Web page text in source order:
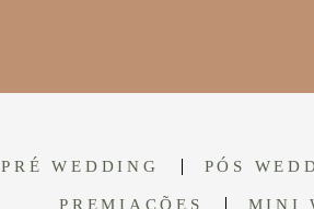
PRÉ WEDDING PÓS
PREMIAÇÕES MINI